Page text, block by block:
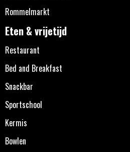
Rommelmarkt
Eten & vrijetijd
Restaurant
Bed and Breakfast
Snackbar
Sportschool
Kermis
Bowlen